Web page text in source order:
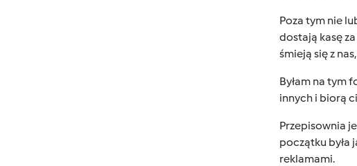
Poza tym nie
dostają kasę
śmieją się z
Byłam na tym
innych i biorą
Przepisownia
początku była
reklamami.